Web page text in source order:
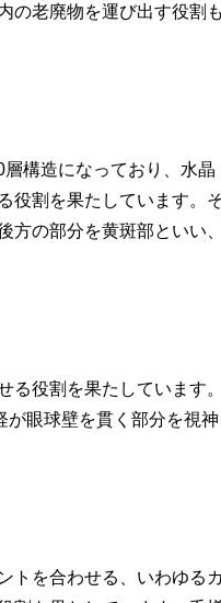
の老廃物を運び出す役割も
構造になっており、水晶
役割を果たしています。
方の部分を黄斑部といい、
る役割を果たしています。
が眼球壁を貫く部分を視神
トを合わせる、いわゆるカ